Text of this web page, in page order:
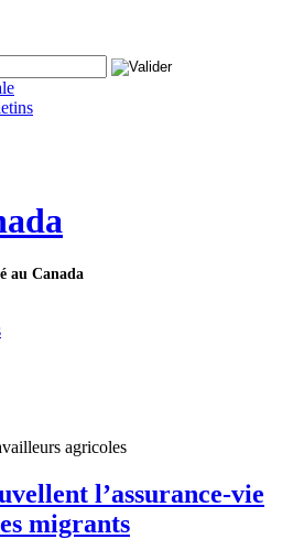
au Canada
l’assurance-vie
migrants